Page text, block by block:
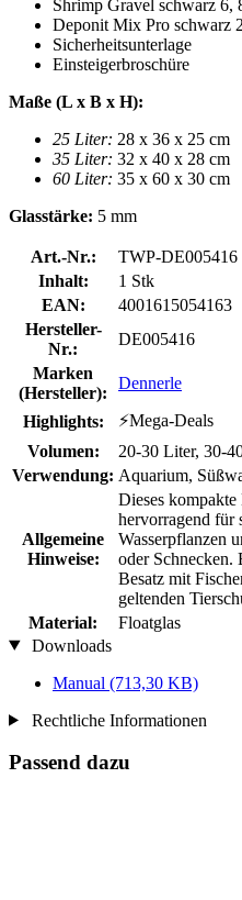
Shrimp Gravel schwarz 6,
Deponit Mix Pro schwarz
Sicherheitsunterlage
Einsteigerbroschüre
Maße (L x B x H):
25 Liter: 28 x 36 x 25 cm
35 Liter: 32 x 40 x 28 cm
60 Liter: 35 x 60 x 30 cm
Glasstärke: 5 mm
Art.-Nr.:
TWP-DE005416
Inhalt:
1 Stk
EAN:
4001615054163
Hersteller-
Nr.:
DE005416
Marken
(Hersteller):
Dennerle
Highlights:
⚡Mega-Deals
Volumen:
20-30 Liter, 30-
Verwendung: Aquarium,
Allgemeine
Hinweise:
Dieses
hervorragend für
Wasserpflanzen
oder
Besatz mit
geltenden
Material:
Floatglas
Downloads
Manual (713,30 KB)
Rechtliche Informationen
Passend dazu